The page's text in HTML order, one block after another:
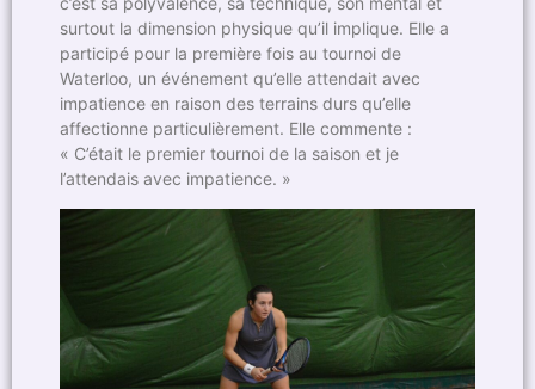
surtout la dimension physique qu’il implique. Elle a
participé pour la première fois au tournoi de
Waterloo, un événement qu’elle attendait avec
impatience en raison des terrains durs qu’elle
affectionne particulièrement. Elle commente :
« C’était le premier tournoi de la saison et je
l’attendais avec impatience. »